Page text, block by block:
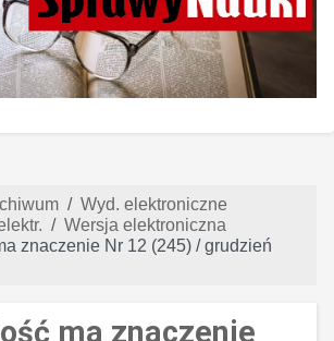
Wyd. elektroniczne
Wersja elektroniczna
znaczenie Nr 12 (245) / grudzień
ma znaczenie